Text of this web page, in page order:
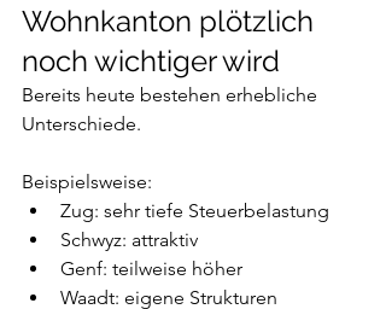
Wohnkanton plötzlich
noch wichtiger wird
Bereits heute bestehen erhebliche
Unterschiede.
Beispielsweise:
Zug: sehr tiefe Steuerbelastung
Schwyz: attraktiv
Genf: teilweise höher
Waadt: eigene Strukturen